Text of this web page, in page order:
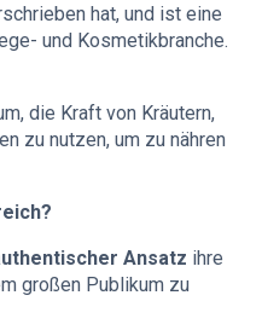
hat, und ist eine
und Kosmetikbranche.
die Kraft von Kräutern,
zu nutzen, um zu nähren
Ansatz ihre
großen Publikum zu